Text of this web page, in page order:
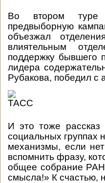
Во втором туре
предвыборную
объезжал
влиятельным
поддержку бывшего
лидера
Рубакова, победил
И это тоже рассказ
социальных
механизмы, если
вспомнить фразу,
общее собрание
смысла!» К счастью,